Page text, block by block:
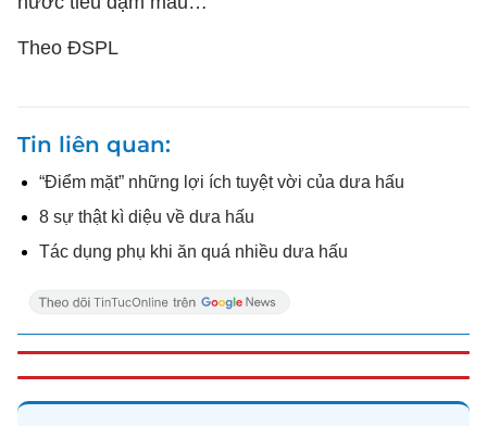
Theo ĐSPL
Tin liên quan
“Điểm mặt” những lợi ích tuyệt vời của dưa hấu
8 sự thật kì diệu về dưa hấu
Tác dụng phụ khi ăn quá nhiều dưa hấu